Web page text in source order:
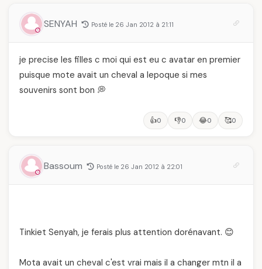
SENYAH Posté le 26 Jan 2012 à 21:11
je precise les filles c moi qui est eu c avatar en premier
puisque mote avait un cheval a lepoque si mes
souvenirs sont bon 💭
👍0 👎0 😂0 🥰0
Bassoum Posté le 26 Jan 2012 à 22:01
Tinkiet Senyah, je ferais plus attention dorénavant. 😊
Mota avait un cheval c'est vrai mais il a changer mtn il a